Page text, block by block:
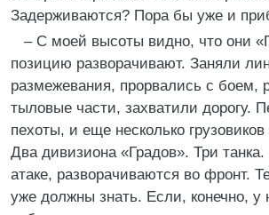
Задерживаются? Пора бы уже и
– С моей высоты видно, что они
позицию разворачивают. Заняли
размежевания, прорвались с боем,
тыловые части, захватили дорогу.
пехоты, и еще несколько
Два дивизиона «Градов». Три танка.
атаке, разворачиваются во фронт.
уже должны знать. Если, конечно, у